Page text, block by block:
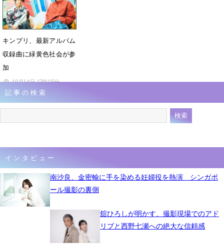
キンプリ、最新アルバム
収録曲に緑黄色社会が参
加
10月14日 17時05分
記事の検索
インタビュー
南沙良、金密輸に手を染める妊婦役を熱演 シンガポ
ール撮影の裏側
舘ひろしが明かす、撮影現場でのアド
リブと西野七瀬への絶大な信頼感